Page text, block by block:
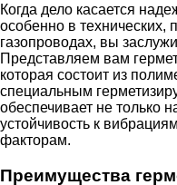
Когда дело касается
особенно в технических,
газопроводах, вы
Представляем вам
которая состоит из
специальным
обеспечивает не только
устойчивость к
факторам.
Преимущества